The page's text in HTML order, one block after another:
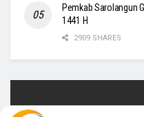
Pemkab Sarolangun
1441 H
2909 SHARES